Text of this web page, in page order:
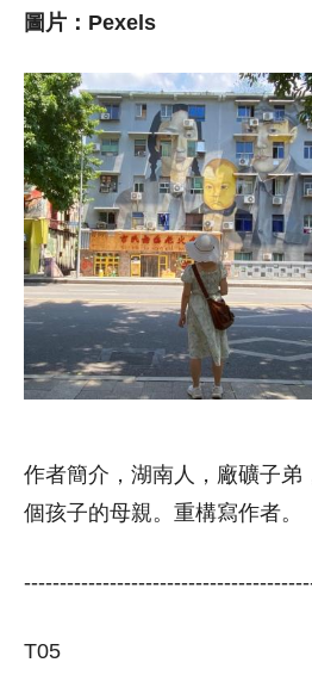
圖片：Pexels
作者簡介，湖南人，廠礦子弟
個孩子的母親。重構寫作者。
T05